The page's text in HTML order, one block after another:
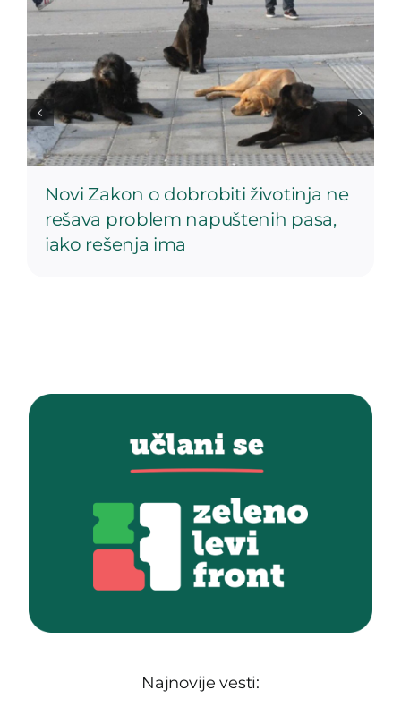
Novi Zakon o dobrobiti životinja ne
rešava problem napuštenih pasa,
iako rešenja ima
Najnovije vesti: